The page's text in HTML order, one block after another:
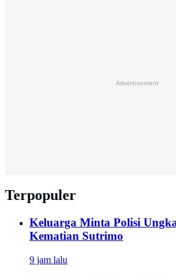
Advertisement
Terpopuler
Keluarga Minta Polisi
Kematian Sutrimo
9 jam lalu